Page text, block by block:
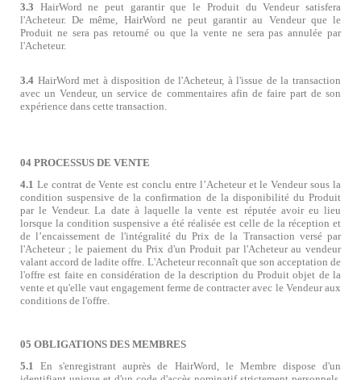
3.3 HairWord ne peut garantir que le Produit du Vendeur satisfera
l'Acheteur. De même, HairWord ne peut garantir au Vendeur que le
Produit ne sera pas retourné ou que la vente ne sera pas annulée par
l'Acheteur.
3.4 HairWord met à disposition de l'Acheteur, à l'issue de la transaction
avec un Vendeur, un service de commentaires afin de faire part de son
expérience dans cette transaction.
04 PROCESSUS DE VENTE
4.1 Le contrat de Vente est conclu entre l’Acheteur et le Vendeur sous la
condition suspensive de la confirmation de la disponibilité du Produit
par le Vendeur. La date à laquelle la vente est réputée avoir eu lieu
lorsque la condition suspensive a été réalisée est celle de la réception et
de l’encaissement de l'intégralité du Prix de la Transaction versé par
l'Acheteur ; le paiement du Prix d'un Produit par l'Acheteur au vendeur
valant accord de ladite offre. L'Acheteur reconnaît que son acceptation de
l'offre est faite en considération de la description du Produit objet de la
vente et qu'elle vaut engagement ferme de contracter avec le Vendeur aux
conditions de l'offre.
05 OBLIGATIONS DES MEMBRES
5.1 En s'enregistrant auprès de HairWord, le Membre dispose d'un